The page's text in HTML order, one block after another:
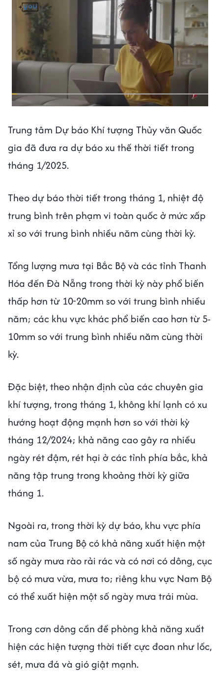
Trung tâm Dự báo Khí tượng Thủy văn Quốc
gia đã đưa ra dự báo xu thế thời tiết trong
tháng 1/2025.
Theo dự báo thời tiết trong tháng 1, nhiệt độ
trung bình trên phạm vi toàn quốc ở mức xấp
xỉ so với trung bình nhiều năm cùng thời kỳ.
Tổng lượng mưa tại Bắc Bộ và các tỉnh Thanh
Hóa đến Đà Nẵng trong thời kỳ này phổ biến
thấp hơn từ 10-20mm so với trung bình nhiều
năm; các khu vực khác phổ biến cao hơn từ 5-
10mm so với trung bình nhiều năm cùng thời
kỳ.
Đặc biệt, theo nhận định của các chuyên gia
khí tượng, trong tháng 1, không khí lạnh có xu
hướng hoạt động mạnh hơn so với thời kỳ
tháng 12/2024; khả năng cao gây ra nhiều
ngày rét đậm, rét hại ở các tỉnh phía bắc, khả
năng tập trung trong khoảng thời kỳ giữa
tháng 1.
Ngoài ra, trong thời kỳ dự báo, khu vực phía
nam của Trung Bộ có khả năng xuất hiện một
số ngày mưa rào rải rác và có nơi có dông, cục
bộ có mưa vừa, mưa to; riêng khu vực Nam Bộ
có thể xuất hiện một số ngày mưa trái mùa.
Trong cơn dông cần đề phòng khả năng xuất
hiện các hiện tượng thời tiết cực đoan như lốc,
sét, mưa đá và gió giật mạnh.